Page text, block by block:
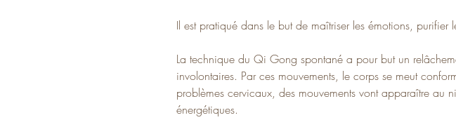
Il est pratiqué dans le but de maîtriser les émotions,
La technique du Qi Gong spontané a pour but un
involontaires. Par ces mouvements, le corps se meut
problèmes cervicaux, des mouvements vont apparaître
énergétiques.